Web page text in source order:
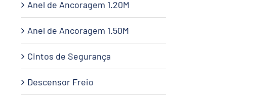
Anel de Ancoragem 1.20M
Anel de Ancoragem 1.50M
Cintos de Segurança
Descensor Freio